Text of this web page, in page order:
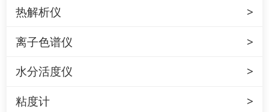
热解析仪
离子色谱仪
水分活度仪
粘度计